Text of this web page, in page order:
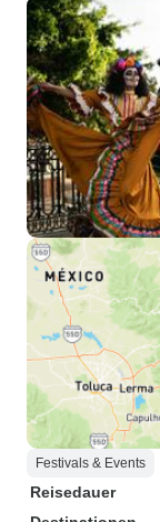
Festivals & Events
Reisedauer